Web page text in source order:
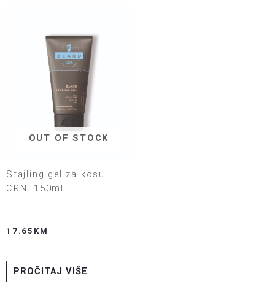
OUT OF STOCK
Stajling gel za kosu
CRNI 150ml
17.65 KM
PROČITAJ VIŠE